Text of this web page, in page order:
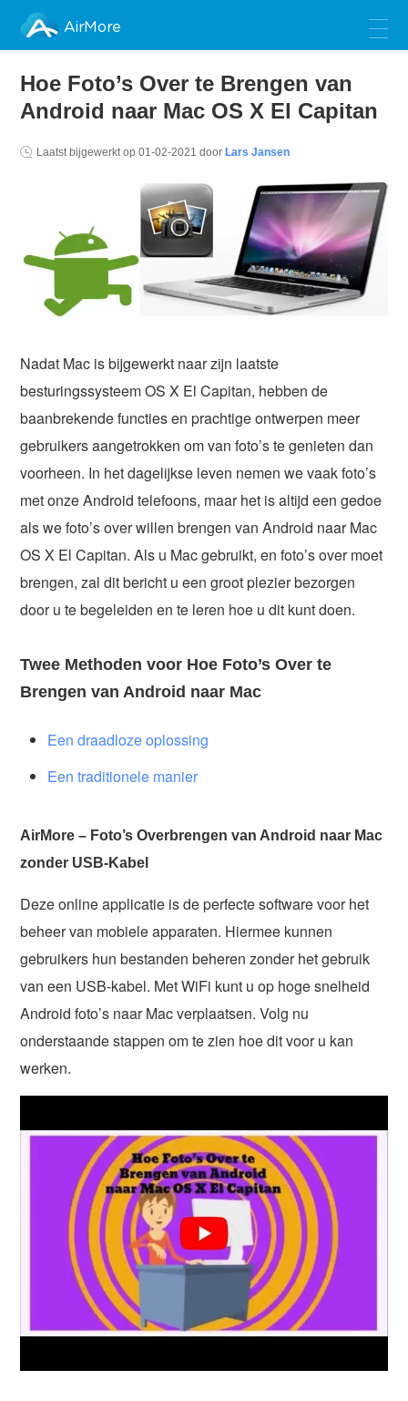
AirMore
Hoe Foto’s Over te Brengen van
Android naar Mac OS X El Capitan
Laatst bijgewerkt op01-02-2021 door Lars Jansen
Nadat Mac is bijgewerkt naar zijn laatste
besturingssysteem OS X El Capitan, hebben de
baanbrekende functies en prachtige ontwerpen meer
gebruikers aangetrokken om van foto’s te genieten dan
voorheen. In het dagelijkse leven nemen we vaak foto’s
met onze Android telefoons, maar het is altijd een gedoe
als we foto’s over willen brengen van Android naar Mac
OS X El Capitan. Als u Mac gebruikt, en foto’s over moet
brengen, zal dit bericht u een groot plezier bezorgen
door u te begeleiden en te leren hoe u dit kunt doen.
Twee Methoden voor Hoe Foto’s Over te
Brengen van Android naar Mac
Een draadloze oplossing
Een traditionele manier
AirMore – Foto’s Overbrengen van Android naar Mac
zonder USB-Kabel
Deze online applicatie is de perfecte software voor het
beheer van mobiele apparaten. Hiermee kunnen
gebruikers hun bestanden beheren zonder het gebruik
van een USB-kabel. Met WiFi kunt u op hoge snelheid
Android foto’s naar Mac verplaatsen. Volg nu
onderstaande stappen om te zien hoe dit voor u kan
werken.